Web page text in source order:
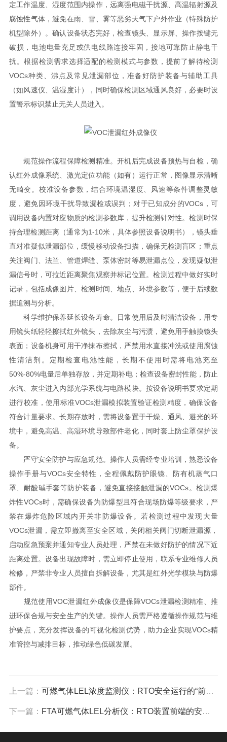
定工作温度、湿度范围内操作，远离强电磁干扰源、高温辐射源及
腐蚀性气体，避免在雨、雪、雾等恶劣天气下户外作业（特殊防护
机型除外）。确认设备状态完好，检查镜头、显示屏、操作按键无
破损，电池电量充足或供电线路连接牢固，接地可靠防止静电干
扰。根据检测需求选择适配的检测模式与参数，提前了解待检测
VOCs种类、沸点及常见泄漏部位，准备好防护装备与辅助工具
（如风速仪、温湿度计），同时确保检测区域通风良好，必要时设
置警示标识禁止无关人员进入。
规范操作流程保障检测精准。开机后完成设备预热与自检，确
认红外成像系统、激光定位功能（如有）运行正常，图像显示清晰
无畸变。校准设备参数，结合环境温湿度、风速等条件调整灵敏
度，避免因环境干扰导致漏检或误判；对于已知成分的VOCs，可
调用设备内置对应物质的检测参数库，提升检测针对性。检测时保
持合理检测距离（通常为1-10米，具体参照设备说明书），镜头垂
直对准疑似泄漏部位，缓慢移动设备扫描，确保无检测盲区；重点
关注阀门、法兰、管道焊缝、泵体密封等易泄漏点位，发现疑似泄
漏信号时，可拉近距离聚焦观察并标记位置。检测过程中做好实时
记录，包括成像图片、检测时间、地点、环境参数等，便于后续数
据追溯与分析。
科学维护保养延长设备寿命。日常使用后及时清洁设备，用专
用镜头纸轻轻擦拭红外镜头，去除灰尘与污渍，避免用手触摸镜头
表面；设备机身可用干净抹布擦拭，严禁用水直接冲洗或使用腐蚀
性清洁剂。定期检查电池性能，长期不使用时需将电池充至
50%-80%电量后单独存放，并定期补电；检查设备密封性能，防止
水汽、灰尘进入内部光学系统与电路模块。按设备说明书要求定期
进行校准，使用标准VOCs泄漏模拟装置验证检测精度，确保设备
符合计量要求。长期存放时，需将设备置于干燥、通风、避光的环
境中，避免高温、高湿环境导致部件老化，同时套上防尘罩保护设
备。
严守安全防护与应急规范。操作人员需经专业培训，熟悉设备
操作手册与VOCs安全特性，全程佩戴防护眼镜、防有机蒸气口
罩、耐酸碱手套等防护装备，避免直接接触泄漏的VOCs。检测爆
炸性VOCs时，需确保设备为防爆型且符合现场防爆等级要求，严
禁在爆炸危险区域内开关非防爆设备。若检测过程中发现大量
VOCs泄漏，需立即撤离至安全区域，关闭相关阀门切断泄漏源，
启动应急预案并通知专业人员处理，严禁在未做好防护的情况下近
距离处置。设备出现故障时，需立即停止使用，联系专业维修人员
检修，严禁非专业人员擅自拆解设备，尤其是红外光学模块与防爆
部件。
规范使用VOC泄漏红外成像仪是保障VOCs泄漏检测精准、推
进环保合规与安全生产的关键。操作人员需严格遵循操作规范与维
护要点，充分发挥设备的可视化检测优势，助力企业实现VOCs精
准管控与减排目标，推动绿色低碳发展。
上一篇： 可燃气体LEL浓度监测仪：RTO安全运行的“前沿哨所”
下一篇： FTA可燃气体LEL分析仪：RTO装置前端的安全防线